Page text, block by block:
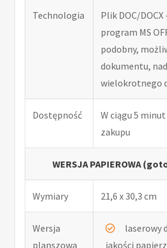
Technologia
Plik DOC/
program MS
podobny,
dokumentu,
wielokrotnego
Dostępność
W ciągu 5
zakupu
WERSJA PAPIEROWA
Wymiary 21,6 x 30,3 cm
Wersja
planszowa
laserowy
jakości